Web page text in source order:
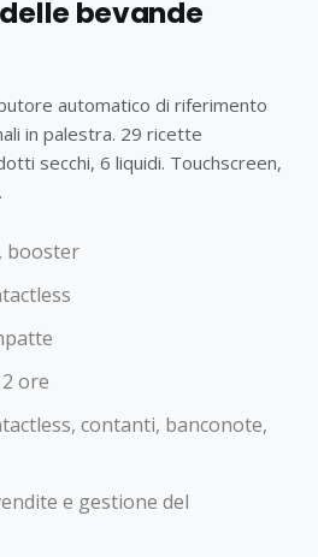
bevande
automatico di riferimento
in palestra. 29 ricette
secchi, 6 liquidi. Touchscreen,
booster
ore
contanti, banconote,
e gestione del